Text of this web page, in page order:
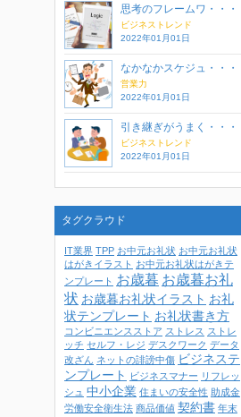
思考のフレームワ・・・
ビジネストレンド
2022年01月01日
なかなかスケジュ・・・
営業力
2022年01月01日
引き継ぎがうまく・・・
ビジネストレンド
2022年01月01日
タグクラウド
IT業界 TPP お中元お礼状 お中元お礼状
はがきイラスト お中元お礼状はがきテ
ンプレート お歳暮 お歳暮お礼
状 お歳暮お礼状イラスト お礼
状テンプレート お礼状書き方
コンビニエンスストア ストレス ストレ
ッチ セルフ・レジ デスクワーク データ
改ざん ネットの誹謗中傷 ビジネステ
ンプレート
ビジネスマナー リフレッ
シュ 中小企業 住まいの安全性 助成金
労働安全衛生法 商品価値 契約書 年末